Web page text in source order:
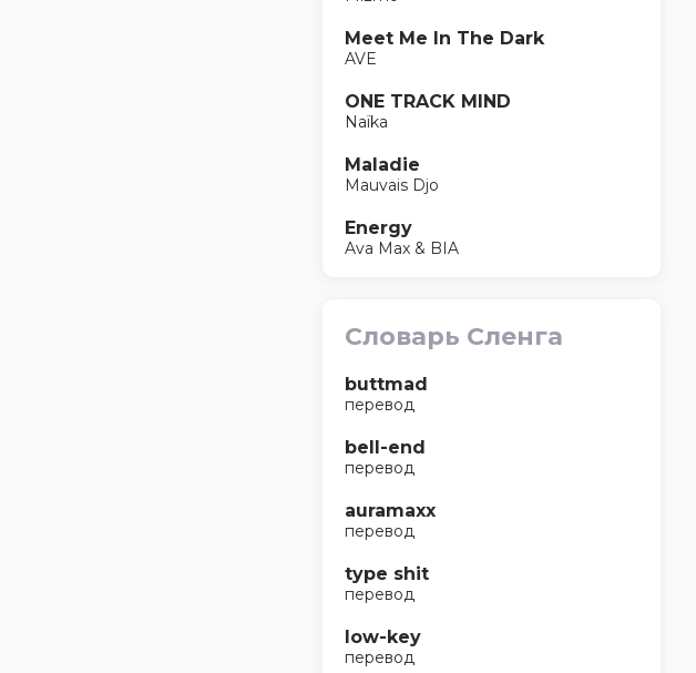
Meet Me In The Dark
AVE
ONE TRACK MIND
Naïka
Maladie
Mauvais Djo
Energy
Ava Max & BIA
Словарь Сленга
buttmad
перевод
bell-end
перевод
auramaxx
перевод
type shit
перевод
low-key
перевод